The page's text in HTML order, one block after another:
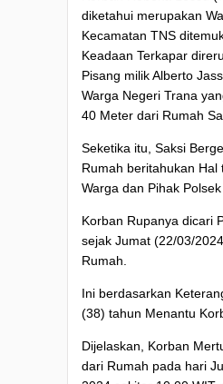
diketahui merupakan
Kecamatan TNS
Keadaan Terkapar
Pisang milik Alberto
Warga Negeri Trana
40 Meter dari Rumah
Seketika itu, Saksi
Rumah beritahukan Hal
Warga dan Pihak Polsek
Korban Rupanya dicari
sejak Jumat (22/03/
Rumah.
Ini berdasarkan
(38) tahun Menantu
Dijelaskan, Korban
dari Rumah pada hari